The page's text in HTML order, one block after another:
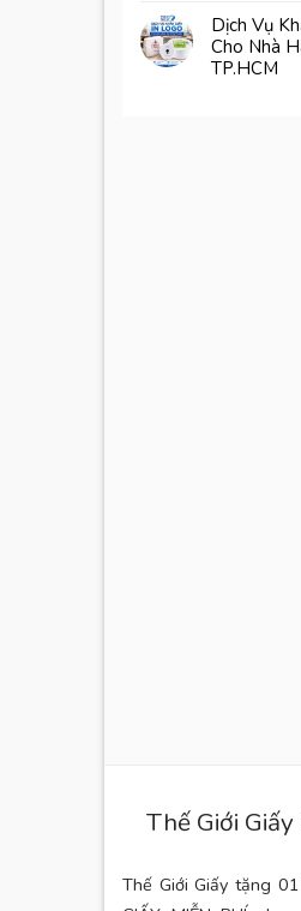
Dịch Vụ
Cho Nhà
TP.HCM
Thế Giới
Thế Giới Giấy tặng